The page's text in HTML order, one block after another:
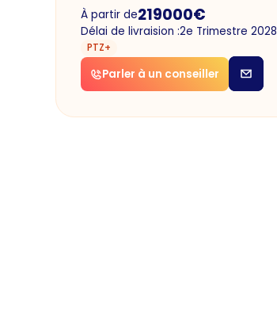
À partir de219000€
Délai de livraision :2e Trimestre 2028
PTZ+
Parler à un conseiller